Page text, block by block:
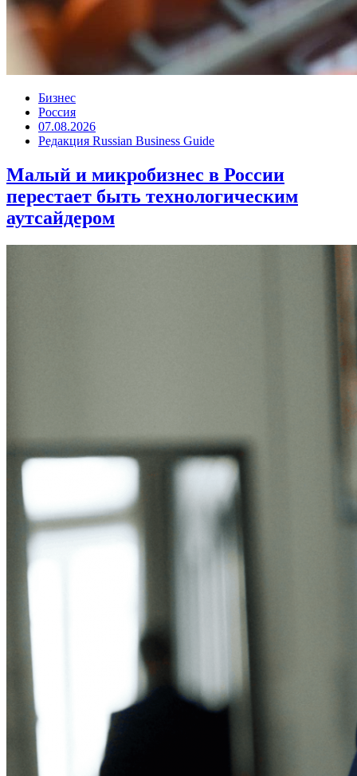
Бизнес
Россия
07.08.2026
Редакция Russian Business Guide
Малый и микробизнес в России
перестает быть технологическим
аутсайдером